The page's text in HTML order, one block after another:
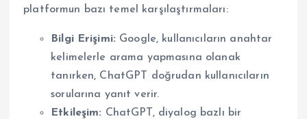
platformun bazı temel karşılaştırmaları:
Bilgi Erişimi: Google, kullanıcıların anahtar
kelimelerle arama yapmasına olanak
tanırken, ChatGPT doğrudan kullanıcıların
sorularına yanıt verir.
Etkileşim: ChatGPT, diyalog bazlı bir